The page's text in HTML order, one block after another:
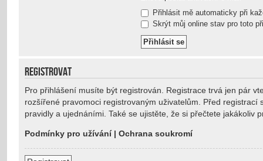
Přihlásit mě automaticky při
Skrýt můj online stav pro toto
REGISTROVAT
Pro přihlášení musíte být registrován. Registrace trvá jen pár
rozšířené pravomoci registrovaným uživatelům. Před
pravidly a ujednáními. Také se ujistěte, že si přečtete jakákoliv
Podmínky pro užívání| Ochrana soukromí